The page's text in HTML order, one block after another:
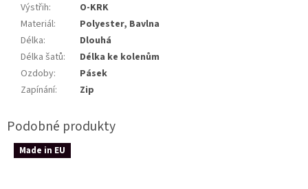
Výstřih:
O-KRK
Materiál:
Polyester, Bavlna
Délka:
Dlouhá
Délka šatů:
Délka ke kolenům
Ozdoby:
Pásek
Zapínání: Zip
Made in EU